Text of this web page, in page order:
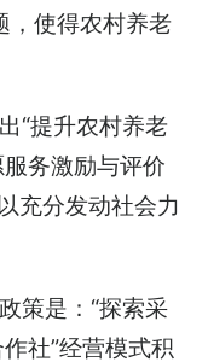
，使得农村养老
“提升农村养老
务激励与评价
充分发动社会力
策是：“探索采
社”经营模式积